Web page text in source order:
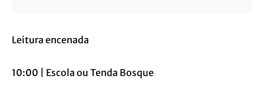
Leitura encenada
10:00 | Escola ou Tenda Bosque